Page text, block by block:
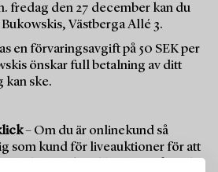
fredag den 27 december kan du
Västberga Allé 3.
en förvaringsavgift på 50 SEK per
önskar full betalning av ditt
kan ske.
– Om du är onlinekund så
som kund för liveauktioner för att
du är ny kund hos oss måste du